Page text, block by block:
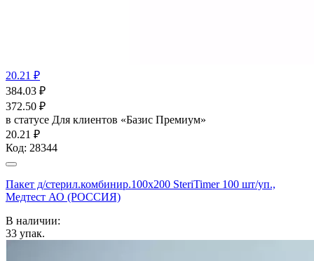
20.21 ₽
384.03 ₽
372.50 ₽
в статусе Для клиентов «Базис Премиум»
20.21 ₽
Код: 28344
Пакет д/стерил.комбинир.100x200 SteriTimer 100 шт/уп.,
Медтест АО (РОССИЯ)
В наличии:
33 упак.